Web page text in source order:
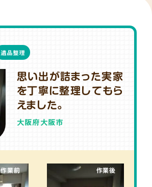
思い出が詰まった実家
を丁寧に整理してもら
えました。
大阪府大阪市
遺品整理
作業前 作業後